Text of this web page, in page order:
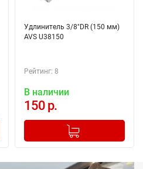
Удлинитель 3/8"DR (150 мм)
AVS U38150
Рейтинг: 8
В наличии
150 р.
+
Добавлено в корзину